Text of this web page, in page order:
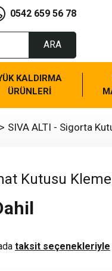
0542 659 56 78
ARA
KALDIRMA
ÜRÜNLERİ
SIVA ALTI - Sigorta
Kutusu
taksit seçenekleriyle